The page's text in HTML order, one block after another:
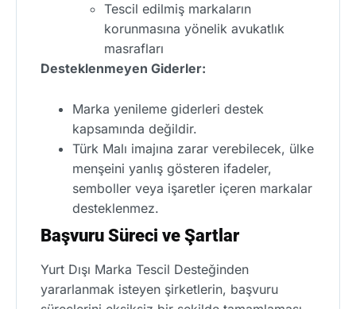
Tescil edilmiş markaların
korunmasına yönelik avukatlık
masrafları
Desteklenmeyen Giderler:
Marka yenileme giderleri destek
kapsamında değildir.
Türk Malı imajına zarar verebilecek, ülke
menşeini yanlış gösteren ifadeler,
semboller veya işaretler içeren markalar
desteklenmez.
Başvuru Süreci ve Şartlar
Yurt Dışı Marka Tescil Desteğinden
yararlanmak isteyen şirketlerin, başvuru